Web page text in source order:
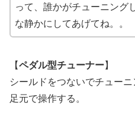
って、誰かがチューニング
な静かにしてあげてね。。
【ペダル型チューナー】
シールドをつないでチュー
足元で操作する。